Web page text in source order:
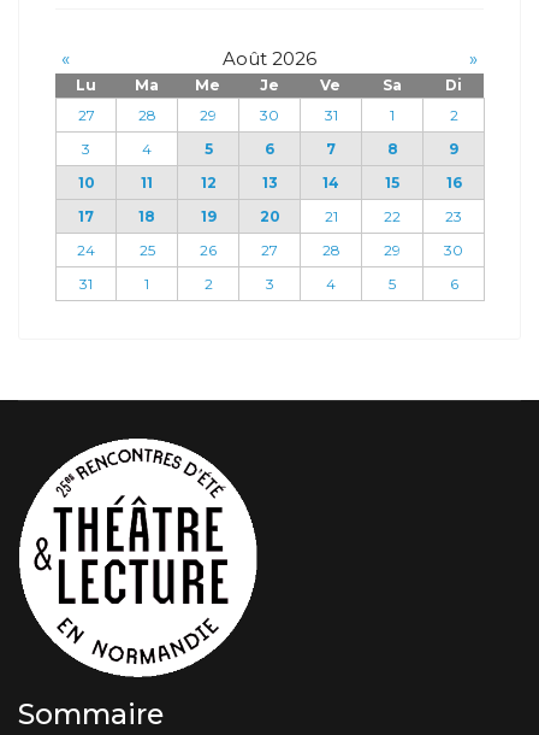
« Août 2026 »
Lu Ma Me Je Ve Sa
Di
27
28 29 30 31 1
2
3
4 5 6 7 8
9
10
11 12 13 14 15
16
17
18 19 20 21 22
23
24
25 26 27 28 29
30
31
1 2 3 4 5 6
Sommaire